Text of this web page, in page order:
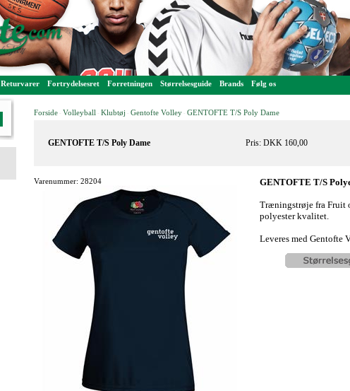
Returvarer Fortrydelsesret Forretningen Størrelsesguide Brands Følg os
Forside Volleyball Klubtøj Gentofte Volley GENTOFTE T/S Poly Dame
GENTOFTE T/S Poly Dame Pris: DKK 160,00
Varenummer: 28204 GENTOFTE T/S
Træningstrøje fra Fruit
polyester kvalitet.
Leveres med Gentofte